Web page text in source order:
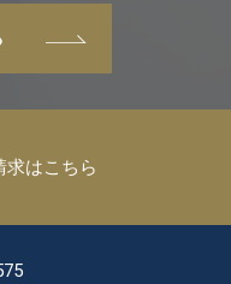
求はこちら